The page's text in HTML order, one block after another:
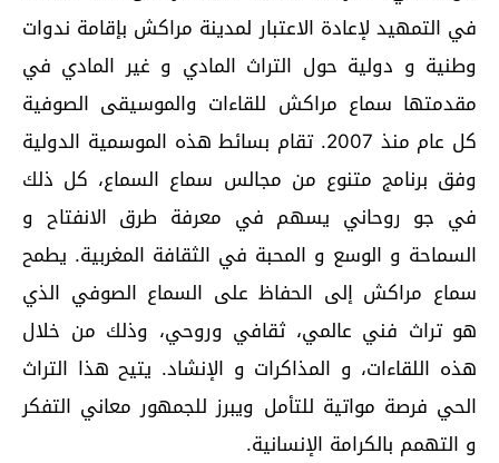
في التمهيد لإعادة الاعتبار لمدينة مراكش بإقامة ندوات
وطنية و دولية حول التراث المادي و غير المادي في
مقدمتها سماع مراكش للقاءات والموسيقى الصوفية
كل عام منذ 2007. تقام بسائط هذه الموسمية الدولية
وفق برنامج متنوع من مجالس سماع السماع، كل ذلك
في جو روحاني يسهم في معرفة طرق الانفتاح و
السماحة و الوسع و المحبة في الثقافة المغربية. يطمح
سماع مراكش إلى الحفاظ على السماع الصوفي الذي
هو تراث فني عالمي، ثقافي وروحي، وذلك من خلال
هذه اللقاءات، و المذاكرات و الإنشاد. يتيح هذا التراث
الحي فرصة مواتية للتأمل ويبرز للجمهور معاني التفكر
و التهمم بالكرامة الإنسانية.